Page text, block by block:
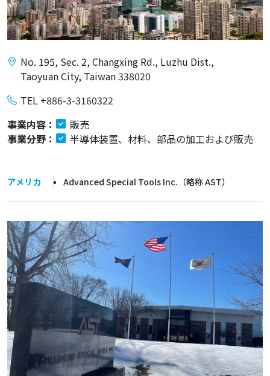
No. 195, Sec. 2, Changxing Rd., Luzhu Dist.,
Taoyuan City, Taiwan 338020
TEL +886-3-3160322
事業内容：
販売
事業分野：
半導体装置、材料、部品の加工および販売
アメリカ Advanced Special Tools Inc.（略称 AST）